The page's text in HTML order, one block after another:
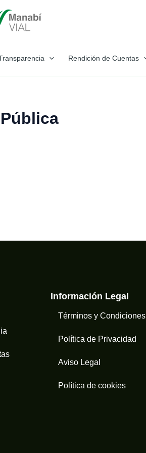
Rendición de Cuentas
Información Legal
Términos y Condiciones
Política de Privacidad
Aviso Legal
Política de cookies